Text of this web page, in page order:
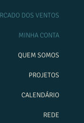
DOS VENTOS
MINHA CONTA
QUEM SOMOS
PROJETOS
CALENDÁRIO
REDE